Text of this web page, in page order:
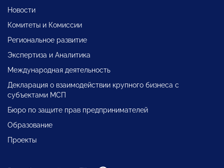
Новости
Комитеты и Комиссии
Региональное развитие
Экспертиза и Аналитика
Международная деятельность
Декларация о взаимодействии крупного бизнеса с
субъектами МСП
Бюро по защите прав предпринимателей
Образование
Проекты